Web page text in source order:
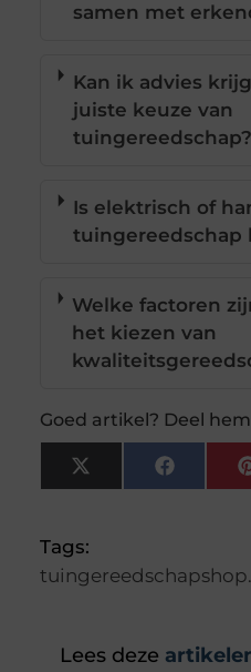
samen met
Kan ik advies
juiste keuze van
tuingereedschap?
Is elektrisch of
tuingereedschap
Welke factoren
het kiezen van
Goed artikel? Deel
X
(Twitter)
Tags:
Lees deze